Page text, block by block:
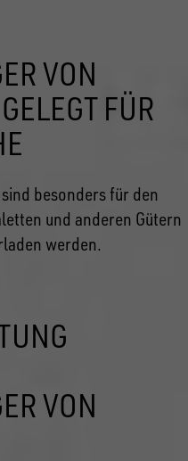
VON
FÜR
besonders für den
und anderen Gütern
werden.
VON